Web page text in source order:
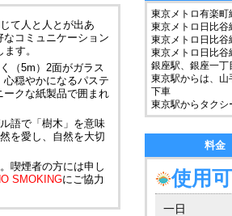
て人と人とが出あ
コミュニケーション
す。
（5m）2面がガラス
穏やかになるパステ
ークな紙製品で囲まれ
語で「樹木」を意味
を愛し、自然を大切
喫煙者の方には申し
SMOKINGにご協力
東京メトロ有楽
東京メトロ日比
東京メトロ日比
東京メトロ日比
銀座駅、銀座一丁
東京駅からは、
下車
東京駅からタク
料金
使用
一日